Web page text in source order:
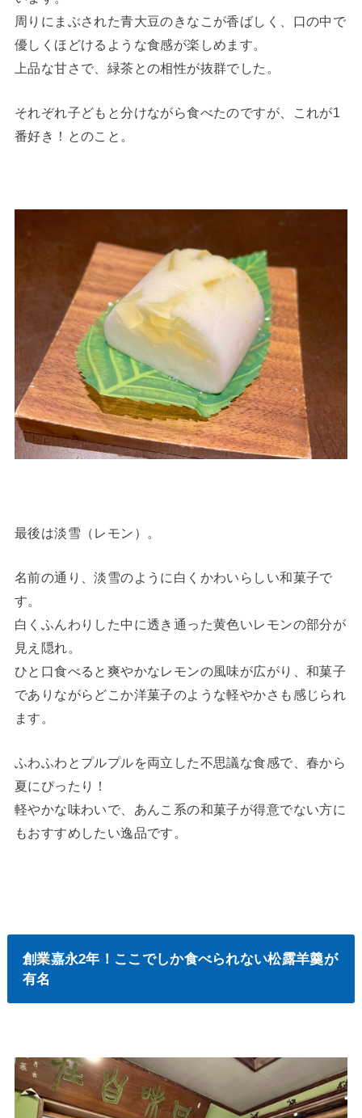
周りにまぶされた青大豆のきなこが香ばしく、口の中で
優しくほどけるような食感が楽しめます。
上品な甘さで、緑茶との相性が抜群でした。
それぞれ子どもと分けながら食べたのですが、これが1
番好き！とのこと。
最後は淡雪（レモン）。
名前の通り、淡雪のように白くかわいらしい和菓子で
す。
白くふんわりした中に透き通った黄色いレモンの部分が
見え隠れ。
ひと口食べると爽やかなレモンの風味が広がり、和菓子
でありながらどこか洋菓子のような軽やかさも感じられ
ます。
ふわふわとプルプルを両立した不思議な食感で、春から
夏にぴったり！
軽やかな味わいで、あんこ系の和菓子が得意でない方に
もおすすめしたい逸品です。
創業嘉永2年！ここでしか食べられない松露羊羹が
有名